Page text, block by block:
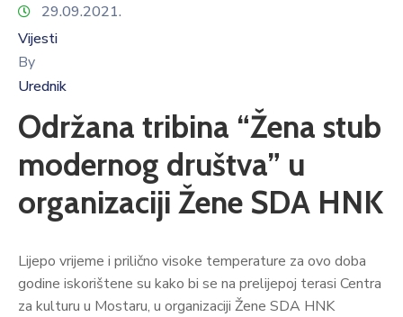
29.09.2021.
Vijesti
By
Urednik
Održana tribina “Žena stub
modernog društva” u
organizaciji Žene SDA HNK
Lijepo vrijeme i prilično visoke temperature za ovo doba
godine iskorištene su kako bi se na prelijepoj terasi Centra
za kulturu u Mostaru, u organizaciji Žene SDA HNK